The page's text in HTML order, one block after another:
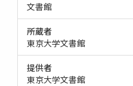
文書館
所蔵者
東京大学文書館
提供者
東京大学文書館